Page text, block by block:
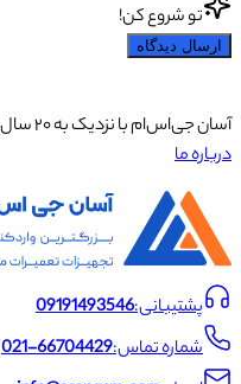
تو شروع کن!
ارسال دیدگاه
آسان جی‌اس‌ام با نزدیک به ۲۰ سال تجربه در تأمین تجهیزات تعمیرات الکترونیک، آموزش تخصصی موبایل و ارائه خدمات تعمیر تلفن همراه و لوازم جانبی، با تکیه بر تیمی حرفه‌ای، رضایت و اعتماد مشتریان را اولویت اصلی خود قرار داده است.
درباره ما
پشتیبانی:09191493546
شماره تماس:021-66704429